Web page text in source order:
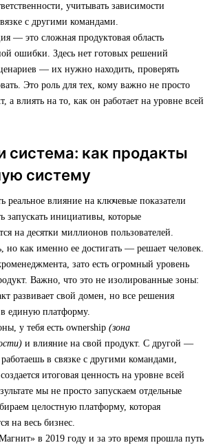
учитывать зависимости
с другими командами.
— это сложная продуктовая область
ошибки. Здесь нет готовых решений
— их нужно находить, проверять
Это роль для тех, кому важно не просто
а влиять на то, как он работает на уровне всей
система: как продакты
систему
реальное влияние на ключевые показатели
запускать инициативы, которые
на десятки миллионов пользователей.
но как именно ее достигать — решает человек.
зато есть огромный уровень
Важно, что это не изолированные зоны:
развивает свой домен, но все решения
в единую платформу.
у тебя есть ownership (зона
и влияние на свой продукт. С другой —
в связке с другими командами,
итоговая ценность на уровне всей
мы не просто запускаем отдельные
целостную платформу, которая
на весь бизнес.
в 2019 году и за это время прошла путь